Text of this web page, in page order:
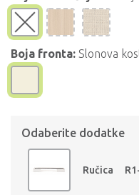
Boja fronta: Slonova
Odaberite dodatke
Ručica